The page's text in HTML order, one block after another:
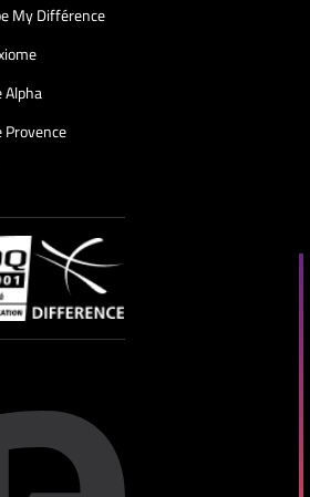
My Différence
Alpha
Provence